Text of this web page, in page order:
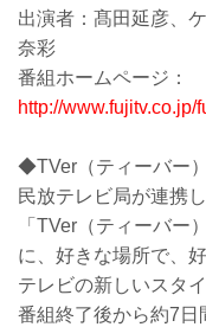
出演者：髙田延彦、
奈彩
番組ホームページ：
http://
◆TVer（ティーバー）
民放テレビ局が連携
「TVer（ティーバー
に、好きな場所で、
テレビの新しいスタイ
番組終了後から約7日